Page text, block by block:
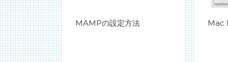
MAMPの設定方法 Mac